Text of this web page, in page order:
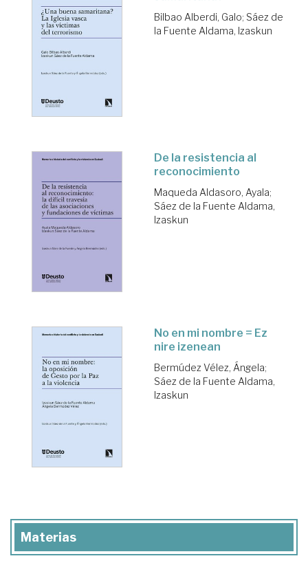
Bilbao Alberdi, Galo; Sáez de
la Fuente Aldama, Izaskun
De la resistencia al
reconocimiento
Maqueda Aldasoro, Ayala;
Sáez de la Fuente Aldama,
Izaskun
No en mi nombre = Ez
nire izenean
Bermúdez Vélez, Ángela;
Sáez de la Fuente Aldama,
Izaskun
Materias